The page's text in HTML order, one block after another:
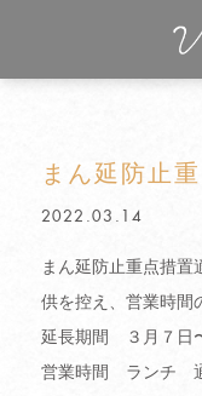
まん延防止
2022.03.14
まん延防止重点措置
供を控え、営業時間
延長期間 ３月７日
営業時間 ランチ